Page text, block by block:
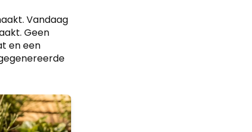
Vandaag
Geen
en een